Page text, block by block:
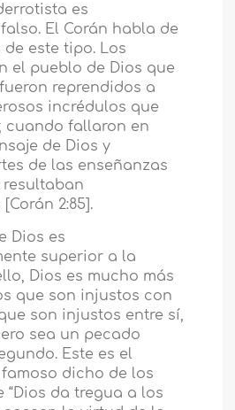
es
El Corán habla de
este tipo. Los
el pueblo de Dios que
reprendidos a
incrédulos que
cuando fallaron en
de Dios y
de las enseñanzas
2:85].
Dios es
superior a la
Dios es mucho más
que son injustos con
son injustos entre sí,
sea un pecado
Este es el
dicho de los
“Dios da tregua a los